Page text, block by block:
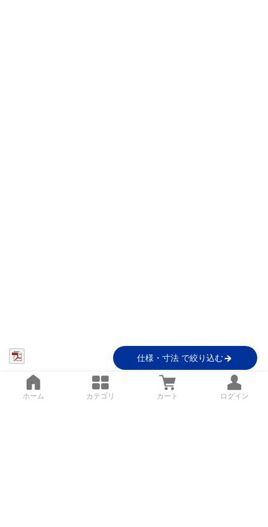
仕様・寸法 で絞り込む
ホーム カテゴリ カート ログイン